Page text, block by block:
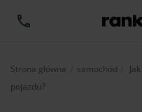
Strona główna samochód
pojazdu?